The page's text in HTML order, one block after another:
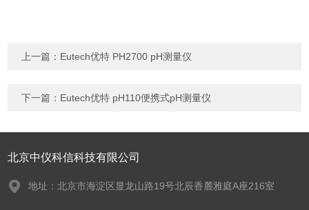
上一篇： Eutech优特 PH2700 pH测量仪
下一篇： Eutech优特 pH110便携式pH测量仪
北京中仪科信科技有限公司
地址：北京市海淀区显龙山路19号北辰香麓雅庭A座216室